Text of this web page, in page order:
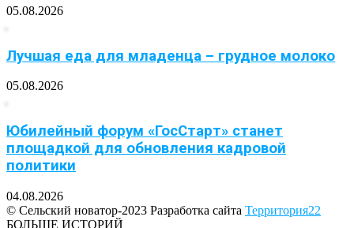
05.08.2026
Лучшая еда для младенца – грудное молоко
05.08.2026
Юбилейный форум «ГосСтарт» станет
площадкой для обновления кадровой
политики
04.08.2026
© Сельский новатор-2023 Разработка сайта Территория22
БОЛЬШЕ ИСТОРИЙ